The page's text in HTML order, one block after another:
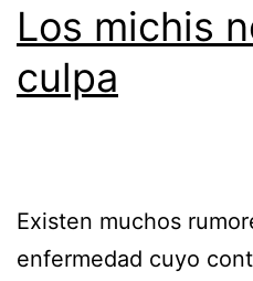
Los michis
culpa
Existen muchos
enfermedad cuyo